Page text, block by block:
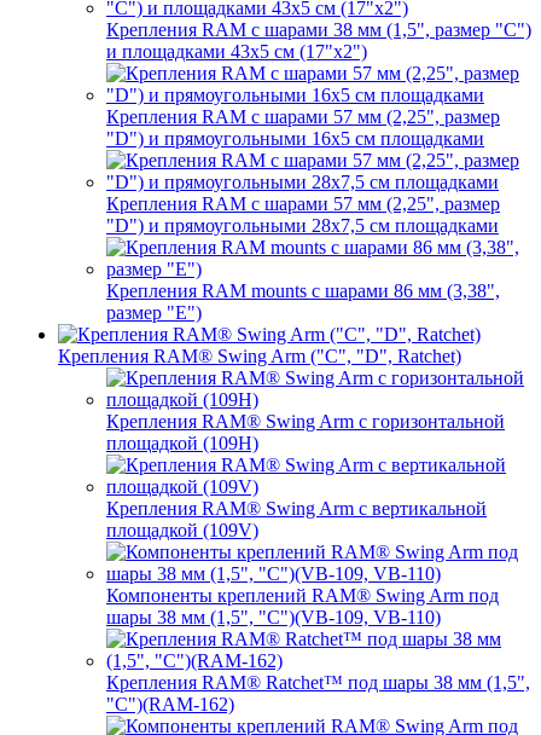
Крепления RAM с шарами 38 мм (1,5", размер "C")
и площадками 43х5 см (17"х2")
Крепления RAM с шарами 57 мм (2,25", размер
"D") и прямоугольными 16х5 см площадками
Крепления RAM с шарами 57 мм (2,25", размер
"D") и прямоугольными 28х7,5 см площадками
Крепления RAM mounts с шарами 86 мм (3,38",
размер "E")
Крепления RAM® Swing Arm ("C", "D", Ratchet)
Крепления RAM® Swing Arm с горизонтальной
площадкой (109H)
Крепления RAM® Swing Arm с вертикальной
площадкой (109V)
Компоненты креплений RAM® Swing Arm под
шары 38 мм (1,5", "C")(VB-109, VB-110)
Крепления RAM® Ratchet™ под шары 38 мм (1,5",
"C")(RAM-162)